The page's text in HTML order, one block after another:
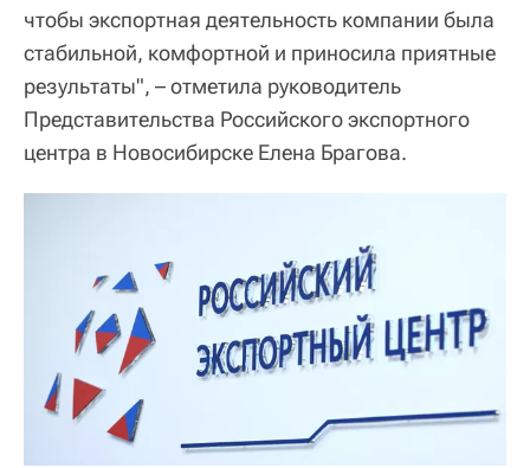
чтобы экспортная деятельность компании была
стабильной, комфортной и приносила приятные
результаты", – отметила руководитель
Представительства Российского экспортного
центра в Новосибирске Елена Брагова.